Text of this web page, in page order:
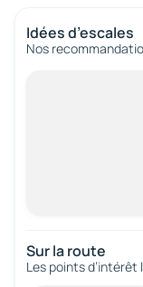
Idées d’escales
Nos
Sur la route
Les points